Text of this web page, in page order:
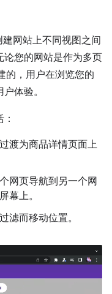
网站上不同视图之间
论您的网站是作为多页
的，用户在浏览您的
体验。
渡为商品详情页面上
网页导航到另一个网
幕上。
滤而移动位置。